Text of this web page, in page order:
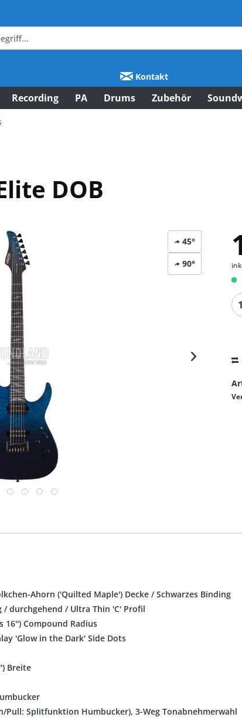
Kontakt
Recording PA Drums Zubehör
DOB
45°
90°
Ahorn ('Quilted Maple') Decke / Schwarzes Binding
durchgehend / Ultra Thin 'C' Profil
16'') Compound Radius
'Glow in the Dark' Side Dots
Breite
Pull: Splitfunktion Humbucker), 3-Weg Tonabnehmerwahl